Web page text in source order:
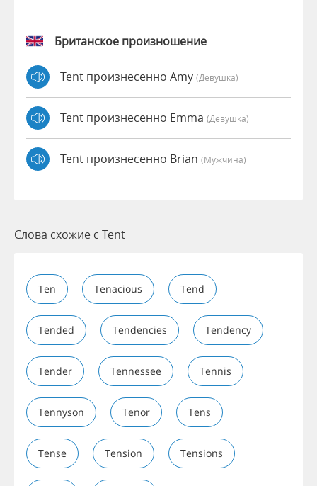
Британское произношение
Tent произнесенно Amy (девушка)
Tent произнесенно Emma (девушка)
Tent произнесенно Brian (мужчина)
Слова схожие с Tent
Ten Tenacious Tend
Tended Tendencies Tendency
Tender Tennessee Tennis
Tennyson Tenor Tens
Tense Tension Tensions